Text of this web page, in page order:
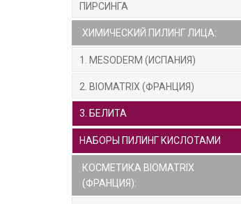
ПИРСИНГА
ХИМИЧЕСКИЙ ПИЛИНГ ЛИЦА:
1. MESODERM (ИСПАНИЯ)
2. BIOMATRIX (ФРАНЦИЯ)
3. БЕЛИТА
НАБОРЫ ПИЛИНГ КИСЛОТАМИ
КОСМЕТИКА BIOMATRIX
(ФРАНЦИЯ):